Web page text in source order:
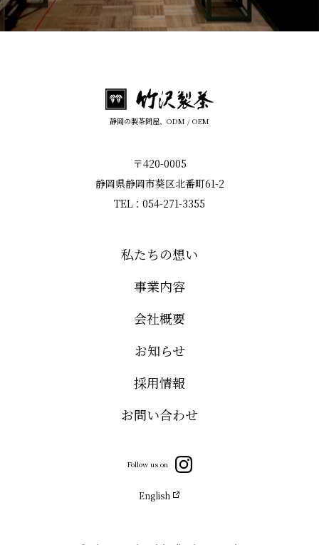
静岡の製茶問屋、ODM / OEM
〒420-0005
静岡県静岡市葵区北番町61-2
TEL：054-271-3355
私たちの想い
事業内容
会社概要
お知らせ
採用情報
お問い合わせ
Follow us on
English